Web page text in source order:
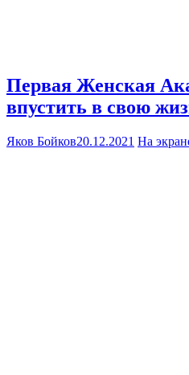
Первая Женская
впустить в свою
Яков Бойков20.12.2021 На